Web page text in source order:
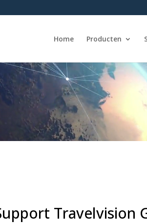
Home Producten
Travelvision